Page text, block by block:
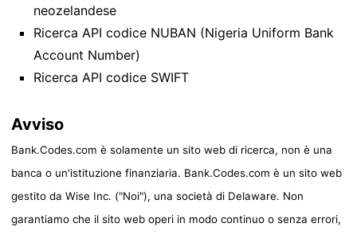
neozelandese
Ricerca API codice NUBAN (Nigeria Uniform Bank
Account Number)
Ricerca API codice SWIFT
Avviso
Bank.Codes.com è solamente un sito web di ricerca, non è una
banca o un'istituzione finanziaria. Bank.Codes.com è un sito web
gestito da Wise Inc. ("Noi"), una società di Delaware. Non
garantiamo che il sito web operi in modo continuo o senza errori,